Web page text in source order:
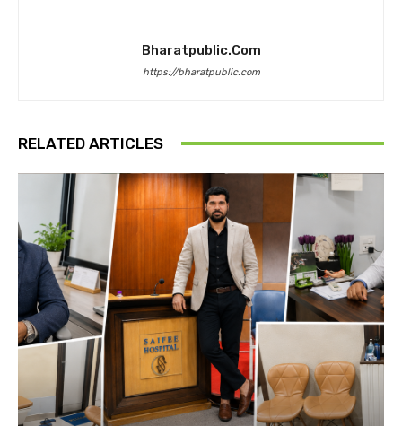
Bharatpublic.com
https://bharatpublic.com
RELATED ARTICLES